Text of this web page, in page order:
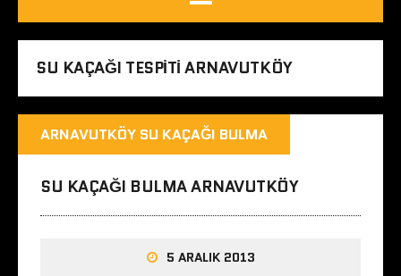
SU KAÇAĞI TESPITI ARNAVUTKÖY
ARNAVUTKÖY SU KAÇAĞI BULMA
SU KAÇAĞI BULMA ARNAVUTKÖY
5 ARALIK 2013